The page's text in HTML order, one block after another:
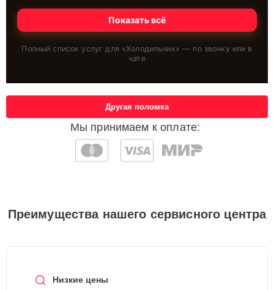
Показать всё
Полный список услуг для «Холодильник» — по звонку или в
чате
Мы принимаем к оплате:
Другая поломка
Преимущества нашего сервисного центра
Низкие цены